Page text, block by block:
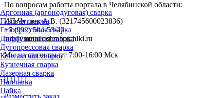
Аргонная (аргонодуговая) сварка
Газовая сварка
Газопрессовая сварка
Диффузионная сварка
Дугопрессовая сварка
Контактная сварка
Кузнечная сварка
Лазерная сварка
Наплавка
Пайка
По вопросам работы портала в Челябинской области:
ИП Чугаев А.В. (321745600023836)
+7 (992) 504-53-22
info@metalloobrabotchiki.ru
Мы на связи пн-пт 7:00-16:00 Мск
Разместить заказ